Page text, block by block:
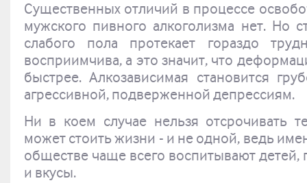
Существенных отличий в процессе
мужского пивного алкоголизма нет. Но
слабого пола протекает гораздо
восприимчива, а это значит, что
быстрее. Алкозависимая становится
агрессивной, подверженной депрессиям.
Ни в коем случае нельзя отсрочивать
может стоить жизни - и не одной, ведь
обществе чаще всего воспитывают
и вкусы.